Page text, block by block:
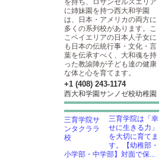
を持ち、ロサンゼルスエリア
に姉妹園を持つ西大和学園
は、日本・アメリカの両方に
多くの系列校があります。こ
こベイエリアの日本人子女に
も日本の伝統行事・文化・言
葉を伝承すべく、大和魂を持
った教諭陣が子ども達の健康
な体と心を育てます。
+1 (408) 243-1174
西大和学園サンノゼ校幼稚園
三育学院は「幸
せに生きる力」
を大切に育てま
す。【幼稚部・
小学部・中学部】対面で保...